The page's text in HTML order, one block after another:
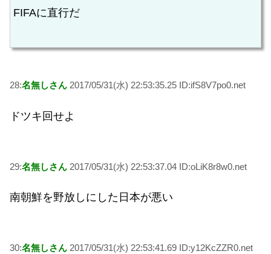
FIFAに直行だ
28:名無しさん 2017/05/31(水) 22:53:35.25 ID:ifS8V7po0.net
ドツキ回せよ
29:名無しさん 2017/05/31(水) 22:53:37.04 ID:oLiK8r8w0.net
南朝鮮を野放しにした日本が悪い
30:名無しさん 2017/05/31(水) 22:53:41.69 ID:y12KcZZR0.net